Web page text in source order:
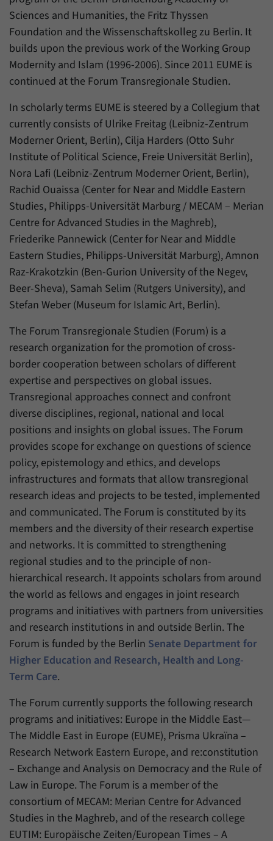
Sciences and Humanities, the Fritz Thyssen
Foundation and the Wissenschaftskolleg zu Berlin. It
builds upon the previous work of the Working Group
Modernity and Islam (1996-2006). Since 2011 EUME is
continued at the Forum Transregionale Studien.
In scholarly terms EUME is steered by a Collegium that
currently consists of Ulrike Freitag (Leibniz-Zentrum
Moderner Orient, Berlin), Cilja Harders (Otto Suhr
Institute of Political Science, Freie Universität Berlin),
Nora Lafi (Leibniz-Zentrum Moderner Orient, Berlin),
Rachid Ouaissa (Center for Near and Middle Eastern
Studies, Philipps-Universität Marburg / MECAM – Merian
Centre for Advanced Studies in the Maghreb),
Friederike Pannewick (Center for Near and Middle
Eastern Studies, Philipps-Universität Marburg), Amnon
Raz-Krakotzkin (Ben-Gurion University of the Negev,
Beer-Sheva), Samah Selim (Rutgers University), and
Stefan Weber (Museum for Islamic Art, Berlin).
The Forum Transregionale Studien (Forum) is a
research organization for the promotion of cross-
border cooperation between scholars of different
expertise and perspectives on global issues.
Transregional approaches connect and confront
diverse disciplines, regional, national and local
positions and insights on global issues. The Forum
provides scope for exchange on questions of science
policy, epistemology and ethics, and develops
infrastructures and formats that allow transregional
research ideas and projects to be tested, implemented
and communicated. The Forum is constituted by its
members and the diversity of their research expertise
and networks. It is committed to strengthening
regional studies and to the principle of non-
hierarchical research. It appoints scholars from around
the world as fellows and engages in joint research
programs and initiatives with partners from universities
and research institutions in and outside Berlin. The
Forum is funded by the Berlin Senate Department for
Higher Education and Research, Health and Long-
Term Care.
The Forum currently supports the following research
programs and initiatives: Europe in the Middle East—
The Middle East in Europe (EUME), Prisma Ukraïna –
Research Network Eastern Europe, and re:constitution
– Exchange and Analysis on Democracy and the Rule of
Law in Europe. The Forum is a member of the
consortium of MECAM: Merian Centre for Advanced
Studies in the Maghreb, and of the research college
EUTIM: Europäische Zeiten/European Times – A